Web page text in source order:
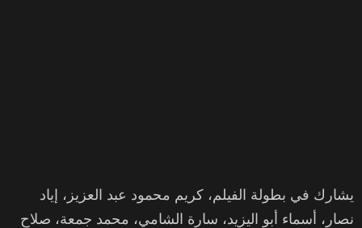
يشارك في بطولة الفيلم، كريم محمود عبد العزيز، إياد
نصار، أسماء أبو اليزيد، سارة الشامي، محمد جمعة، صلاح